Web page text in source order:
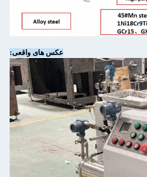
عکس های واقعی: